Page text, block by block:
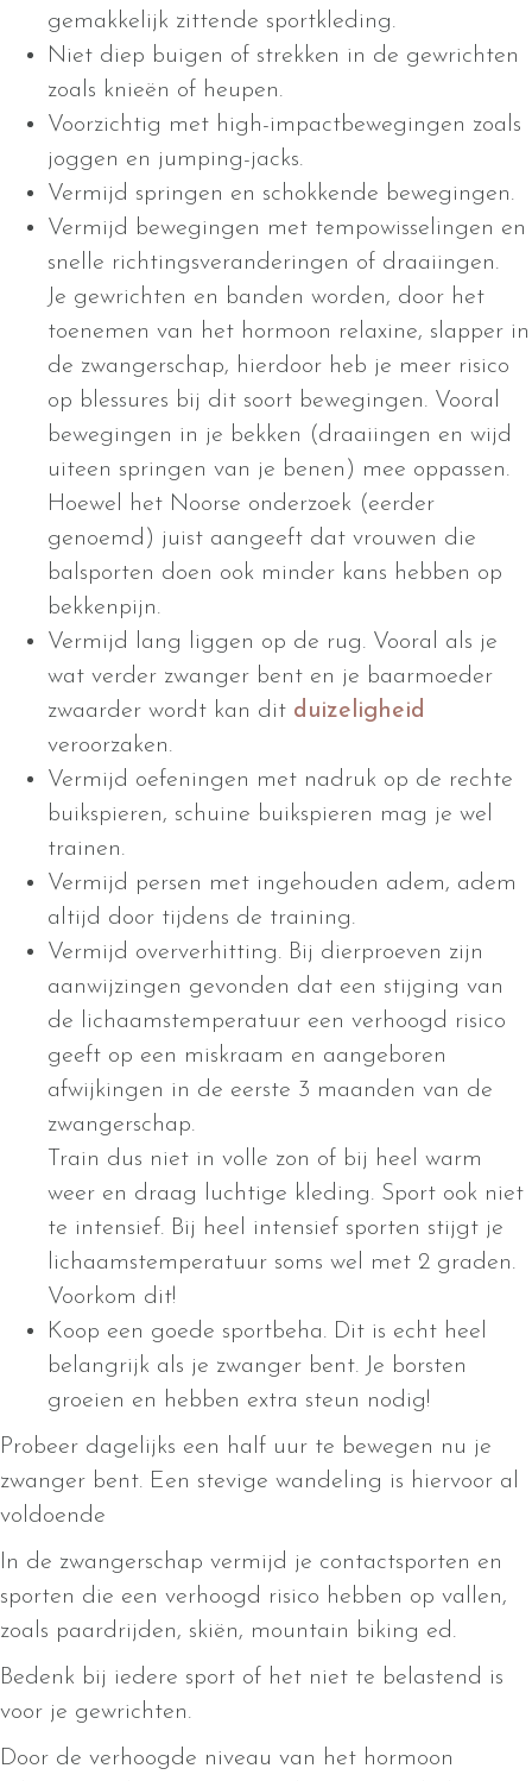
gemakkelijk zittende sportkleding.
Niet diep buigen of strekken in de gewrichten
zoals knieën of heupen.
Voorzichtig met high-impactbewegingen zoals
joggen en jumping-jacks.
Vermijd springen en schokkende bewegingen.
Vermijd bewegingen met tempowisselingen en
snelle richtingsveranderingen of draaiingen.
Je gewrichten en banden worden, door het
toenemen van het hormoon relaxine, slapper in
de zwangerschap, hierdoor heb je meer risico
op blessures bij dit soort bewegingen. Vooral
bewegingen in je bekken (draaiingen en wijd
uiteen springen van je benen) mee oppassen.
Hoewel het Noorse onderzoek (eerder
genoemd) juist aangeeft dat vrouwen die
balsporten doen ook minder kans hebben op
bekkenpijn.
Vermijd lang liggen op de rug. Vooral als je
wat verder zwanger bent en je baarmoeder
zwaarder wordt kan dit duizeligheid
veroorzaken.
Vermijd oefeningen met nadruk op de rechte
buikspieren, schuine buikspieren mag je wel
trainen.
Vermijd persen met ingehouden adem, adem
altijd door tijdens de training.
Vermijd oververhitting. Bij dierproeven zijn
aanwijzingen gevonden dat een stijging van
de lichaamstemperatuur een verhoogd risico
geeft op een miskraam en aangeboren
afwijkingen in de eerste 3 maanden van de
zwangerschap.
Train dus niet in volle zon of bij heel warm
weer en draag luchtige kleding. Sport ook niet
te intensief. Bij heel intensief sporten stijgt je
lichaamstemperatuur soms wel met 2 graden.
Voorkom dit!
Koop een goede sportbeha. Dit is echt heel
belangrijk als je zwanger bent. Je borsten
groeien en hebben extra steun nodig!
Probeer dagelijks een half uur te bewegen nu je
zwanger bent. Een stevige wandeling is hiervoor al
voldoende
In de zwangerschap vermijd je contactsporten en
sporten die een verhoogd risico hebben op vallen,
zoals paardrijden, skiën, mountain biking ed.
Bedenk bij iedere sport of het niet te belastend is
voor je gewrichten.
Door de verhoogde niveau van het hormoon